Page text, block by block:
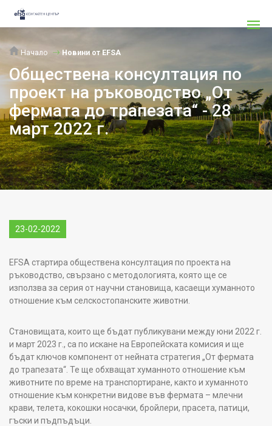
Начало Новини от EFSA
Обществена консултация по
проект на ръководство „От
фермата до трапезата“ - 28
март 2022 г.
23-02-2022
EFSA стартира обществена консултация по проекта на
ръководство, свързано с методологията, която ще се
използва за серия от научни становища, касаещи хуманното
отношение към селскостопанските животни.
Становищата, които ще бъдат публикувани между юни 2022 г.
и март 2023 г., са по искане на Европейската комисия и ще
бъдат ключов компонент от нейната стратегия „От фермата
до трапезата“. Те ще обхващат хуманното отношение към
животните по време на транспортиране, както и хуманното
отношение към конкретни видове във фермата – млечни
крави, телета, кокошки носачки, бройлери, прасета, патици,
гъски и пъдпъдъци.